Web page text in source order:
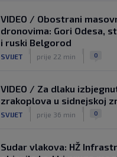
SK prije 1 h
VIDEO / Obostrani
dronovima: Gori Odesa,
i ruski Belgorod
SVIJET prije 22 min 0
VIDEO / Za dlaku
zrakoplova u sidnejskoj
SVIJET prije 36 min 0
Sudar vlakova: HŽ